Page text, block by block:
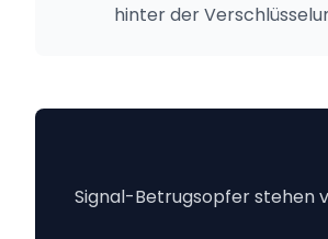
hinter der
Signal-Betrugsopfer stehen